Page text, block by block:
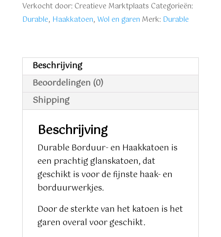
Verkocht door: Creatieve Marktplaats Categorieën:
Durable, Haakkatoen, Wol en garen Merk: Durable
Beschrijving
Beoordelingen (0)
Shipping
Beschrijving
Durable Borduur- en Haakkatoen is
een prachtig glanskatoen, dat
geschikt is voor de fijnste haak- en
borduurwerkjes.
Door de sterkte van het katoen is het
garen overal voor geschikt.